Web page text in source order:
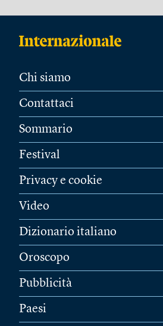
Chi siamo
Contattaci
Sommario
Festival
Privacy e cookie
Video
Dizionario italiano
Oroscopo
Pubblicità
Paesi